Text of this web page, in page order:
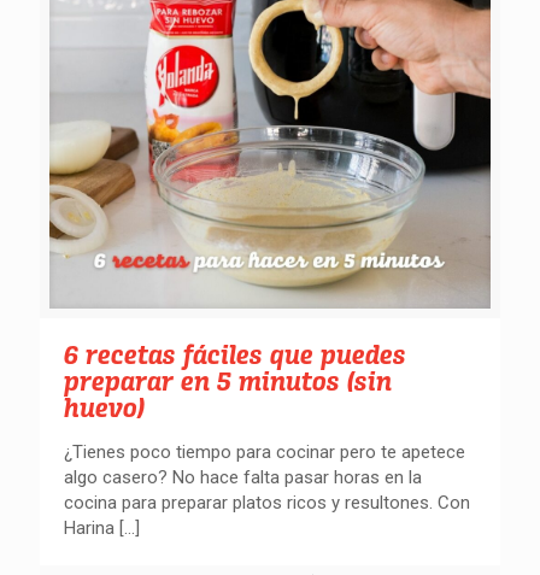
6 recetas fáciles que puedes
preparar en 5 minutos (sin
huevo)
¿Tienes poco tiempo para cocinar pero te apetece
algo casero? No hace falta pasar horas en la
cocina para preparar platos ricos y resultones. Con
Harina […]